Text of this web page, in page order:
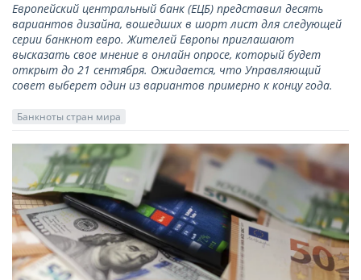
Европейский центральный банк (ЕЦБ) представил десять
вариантов дизайна, вошедших в шорт лист для следующей
серии банкнот евро. Жителей Европы приглашают
высказать свое мнение в онлайн опросе, который будет
открыт до 21 сентября. Ожидается, что Управляющий
совет выберет один из вариантов примерно к концу года.
Банкноты стран мира